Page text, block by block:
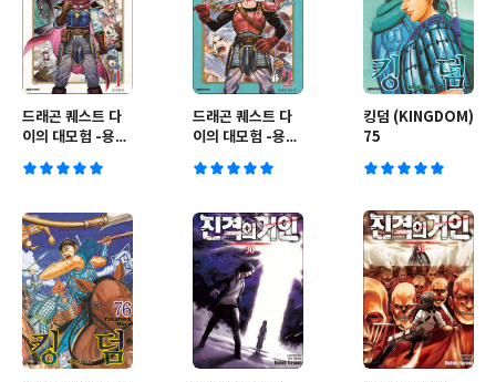
드래곤 퀘스트 다
이의 대모험 -용사
왕- 1
드래곤 퀘스트 다
이의 대모험 -용사
왕- 2
킹덤 (KINGDOM)
75